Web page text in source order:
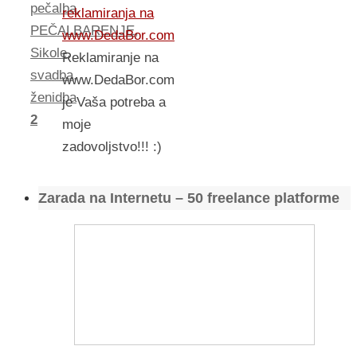
pečalba,
PEČALBARENJE,
Sikole,
svadba,
ženidba
2
reklamiranja na
www.DedaBor.com
Reklamiranje na
www.DedaBor.com
je Vaša potreba a
moje
zadovoljstvo!!! :)
Zarada na Internetu – 50 freelance platforme